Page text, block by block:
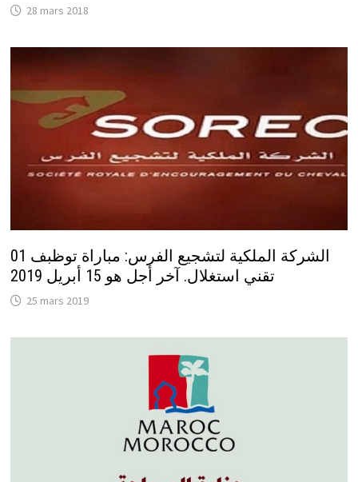
28 mars 2018
الشركة الملكية لتشجيع الفرس: مباراة توظبف 01
تقني استغلال. آخر أجل هو 15 أبريل 2019
25 mars 2019